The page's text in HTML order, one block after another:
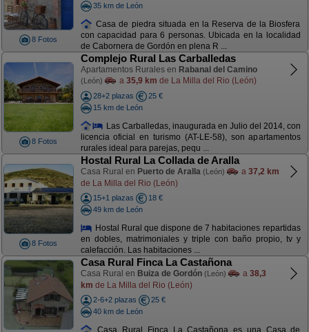
8 Fotos
35 km de León
Casa de piedra situada en la Reserva de la Biosfera
con capacidad para 6 personas. Ubicada en la localidad
de Cabornera de Gordón en plena R ...
8 Fotos
Complejo Rural Las Carballedas
Apartamentos Rurales en Rabanal del Camino
(León) a 35,9 km de La Milla del Rio (León)
28+2 plazas
25 €
15 km de León
Las Carballedas, inaugurada en Julio del 2014, con
licencia oficial en turismo (AT-LE-58), son apartamentos
rurales ideal para parejas, pequ ...
8 Fotos
Hostal Rural La Collada de Aralla
Casa Rural en Puerto de Aralla (León) a 37,2 km
de La Milla del Rio (León)
15+1 plazas
18 €
49 km de León
Hostal Rural que dispone de 7 habitaciones repartidas
en dobles, matrimoniales y triple con baño propio, tv y
calefacción. Las habitaciones ...
Casa Rural Finca La Castañona
Casa Rural en Buiza de Gordón (León) a 38,3
km de La Milla del Rio (León)
2-6+2 plazas
25 €
40 km de León
Casa Rural Finca La Castañona es una Casa de